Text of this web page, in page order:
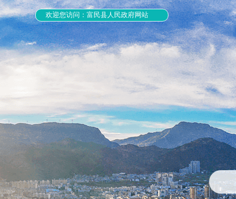
欢迎您访问：富民县人民政府网站